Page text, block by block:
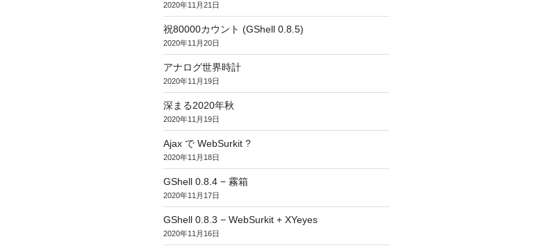
2020年11月21日
祝80000カウント (GShell 0.8.5)
2020年11月20日
アナログ世界時計
2020年11月19日
深まる2020年秋
2020年11月19日
Ajax で WebSurkit ?
2020年11月18日
GShell 0.8.4 − 霧箱
2020年11月17日
GShell 0.8.3 − WebSurkit + XYeyes
2020年11月16日